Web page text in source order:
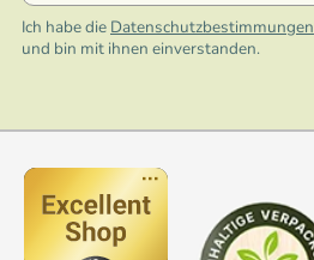
Ich habe die Datenschutzbestimmungen
und bin mit ihnen einverstanden.